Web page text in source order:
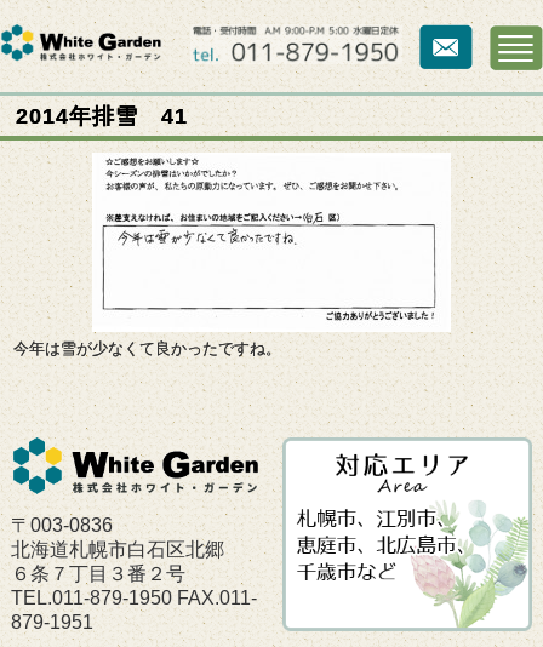
2014年排雪 41
今年は雪が少なくて良かったですね。
〒003-0836
北海道札幌市白石区北郷
６条７丁目３番２号
TEL.011-879-1950 FAX.011-
879-1951